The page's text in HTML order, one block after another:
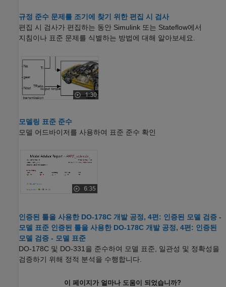
규정 준수 문제를 조기에 찾기 위한 편집 시 검사
편집 시 검사가 편집하는 동안 Simulink 또는 Stateflow에서
지침이나 표준 문제를 식별하는 방법에 대해 알아보세요.
모델링 표준 준수
모델 어드바이저를 사용하여 표준 준수 확인
인증된 툴을 사용한 DO-178C 개발 공정, 4편: 인증된 모델 검증 -
모델 표준 인증된 툴을 사용한 DO-178C 개발 공정, 4편: 인증된
모델 검증 - 모델 표준
DO-178C 및 DO-331을 준수하여 모델 표준, 일관성 및 정확성을
검증하기 위해 정적 분석을 수행합니다.
이 페이지가 얼마나 도움이 되었습니까?